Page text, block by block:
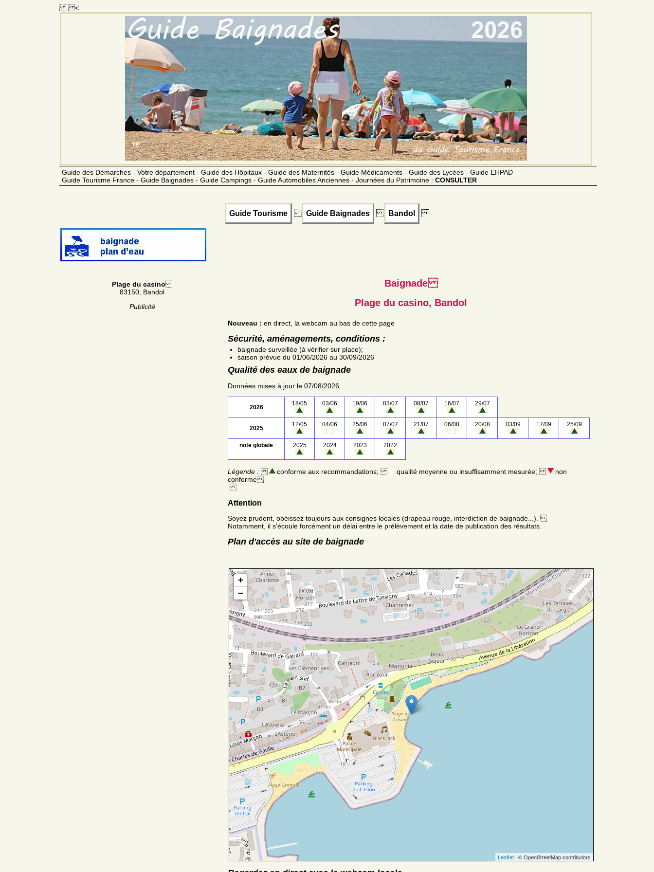
<
Guide des Démarches - Votre département - Guide des Hôpitaux - Guide des Maternités - Guide Médicaments - Guide des Lycées - Guide EHPAD
Guide Tourisme France - Guide Baignades - Guide Campings - Guide Automobiles Anciennes - Journées du Patrimoine : CONSULTER
Guide Tourisme Guide Baignades Bandol
Plage du casino
83150, Bandol
Publicité
Baignade
Plage du casino, Bandol
Nouveau : en direct, la webcam au bas de cette page
Sécurité, aménagements, conditions :
baignade surveillée (à vérifier sur place);
saison prévue du 01/06/2026 au 30/09/2026
Qualité des eaux de baignade
Données mises à jour le 07/08/2026
2026
18/05 03/06 19/06 03/07 08/07 16/07 29/07
2025
12/05 04/06 25/06 07/07 21/07 06/08 20/08 03/09 17/09 25/09
note globale 2025 2024 2023 2022
Légende : conforme aux recommandations; qualité moyenne ou insuffisamment mesurée;
non
conforme
Attention
Soyez prudent, obéissez toujours aux consignes locales (drapeau rouge, interdiction de baignade...).
Notamment, il s'écoule forcément un délai entre le prélèvement et la date de publication des résultats.
Plan d'accès au site de baignade
+
−
Leaflet | © OpenStreetMap contributors